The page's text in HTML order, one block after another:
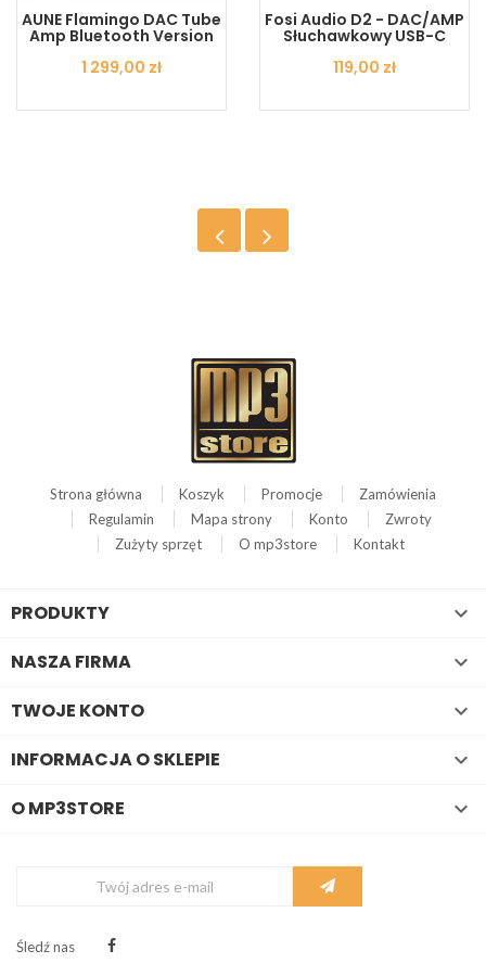
AUNE Flamingo DAC Tube
Amp Bluetooth Version
Cena
1 299,00 zł
Fosi Audio D2 - DAC/AMP
Słuchawkowy USB-C
Cena
119,00 zł
Strona główna Koszyk Promocje
Zamówienia
Regulamin
Mapa strony Konto
Zwroty
Zużyty sprzęt
O mp3store Kontakt
PRODUKTY 
NASZA FIRMA 
TWOJE KONTO 
INFORMACJA O SKLEPIE 
O MP3STORE 
Śledź nas